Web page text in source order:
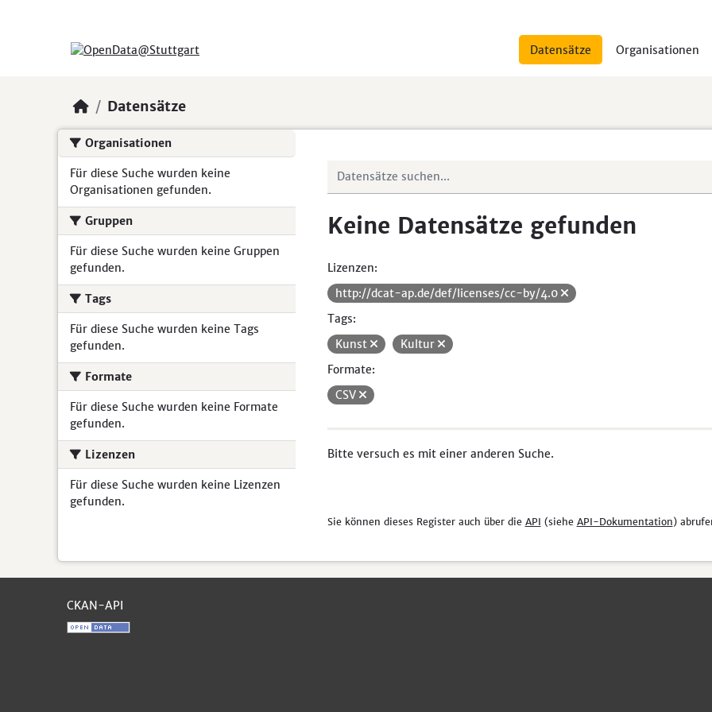
Datensätze Organisationen
Datensätze
Organisationen
Für diese Suche wurden keine
Organisationen gefunden.
Gruppen
Für diese Suche wurden keine Gruppen
gefunden.
Tags
Für diese Suche wurden keine Tags
gefunden.
Formate
Für diese Suche wurden keine Formate
gefunden.
Lizenzen
Für diese Suche wurden keine Lizenzen
gefunden.
Keine Datensätze gefunden
Lizenzen:
http://dcat-ap.de/def/licenses/cc-by/4.0
Tags:
Kunst
Kultur
Formate:
CSV
Bitte versuch es mit einer anderen Suche.
Sie können dieses Register auch über die API (siehe API-Dokumentation)
CKAN-API